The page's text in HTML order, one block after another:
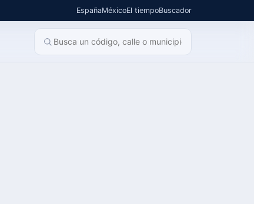
EspañaMéxicoEl tiempoBuscador